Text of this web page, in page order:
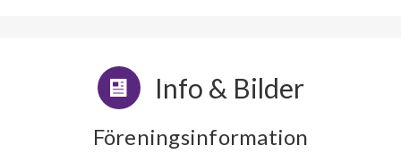
Info & Bilder
Föreningsinformation